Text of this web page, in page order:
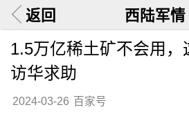
返回 西陆军情
1.5万亿稀土矿不会用，
访华求助
2024-03-26 百家号